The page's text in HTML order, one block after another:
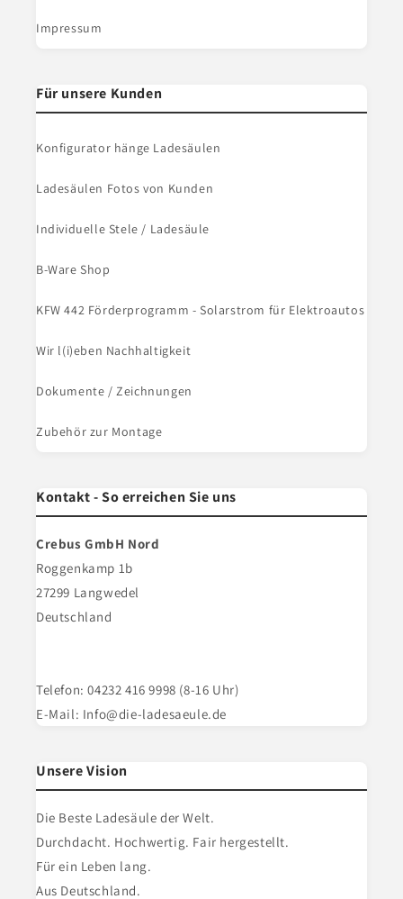
Impressum
Für unsere Kunden
Konfigurator hänge Ladesäulen
Ladesäulen Fotos von Kunden
Individuelle Stele / Ladesäule
B-Ware Shop
KFW 442 Förderprogramm - Solarstrom für Elektroautos
Wir l(i)eben Nachhaltigkeit
Dokumente / Zeichnungen
Zubehör zur Montage
Kontakt - So erreichen Sie uns
Crebus GmbH Nord
Roggenkamp 1b
27299 Langwedel
Deutschland
Telefon: 04232 416 9998 (8-16 Uhr)
E-Mail: Info@die-ladesaeule.de
Unsere Vision
Die Beste Ladesäule der Welt.
Durchdacht. Hochwertig. Fair hergestellt.
Für ein Leben lang.
Aus Deutschland.